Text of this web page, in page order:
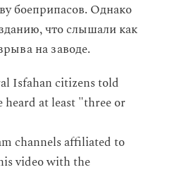
боеприпасов. Однако
что слышали как
на заводе.
Isfahan citizens told
heard at least "three or
channels affiliated to
video with the